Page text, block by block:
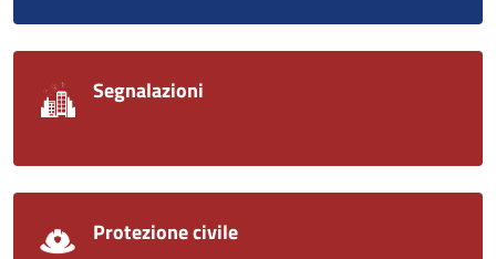
Segnalazioni
Protezione civile